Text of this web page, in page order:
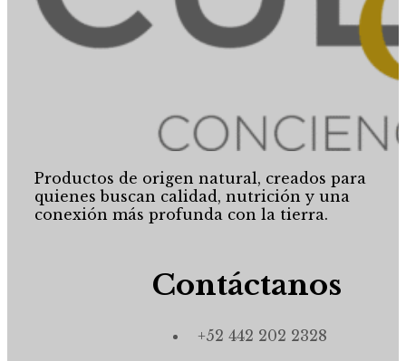
Productos de origen natural, creados para
quienes buscan calidad, nutrición y una
conexión más profunda con la tierra.
Contáctanos
+52 442 202 2328